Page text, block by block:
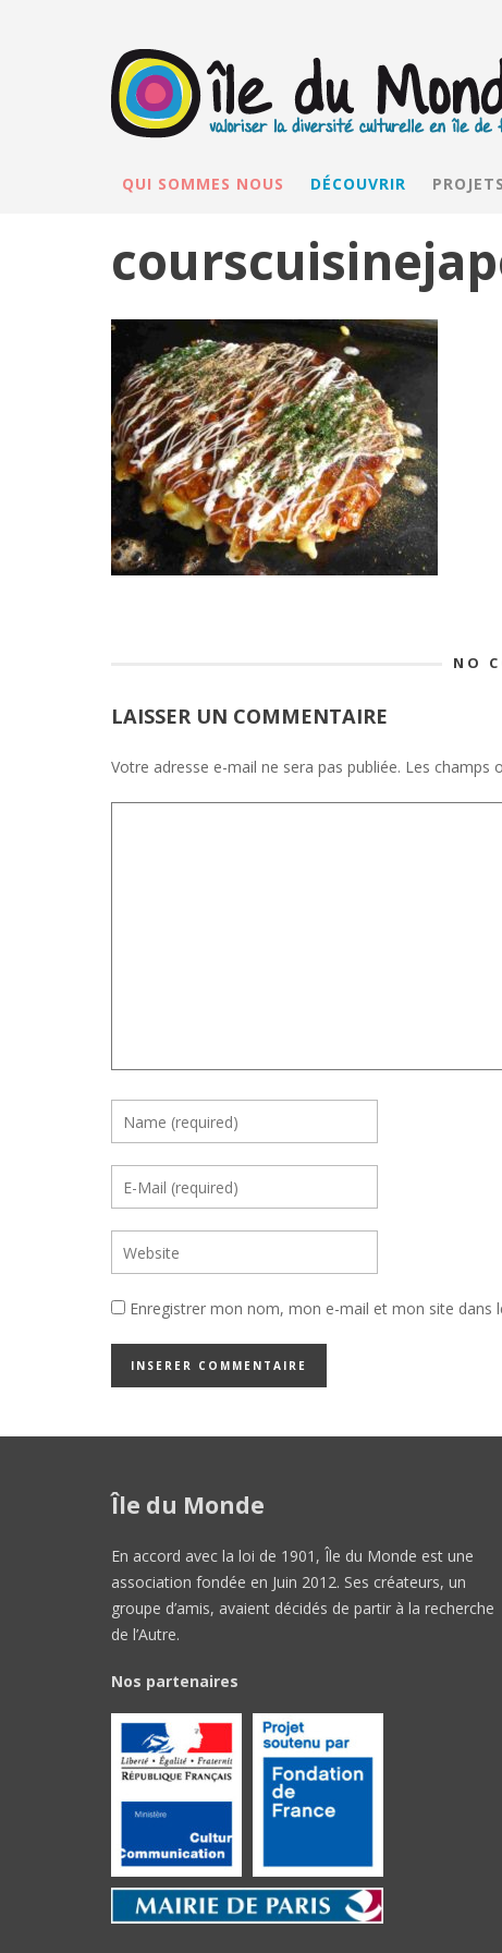
QUI SOMMES NOUS DÉCOUVRIR PROJETS
NO
LAISSER UN COMMENTAIRE
Votre adresse e-mail ne sera pas publiée. Les champs
Enregistrer mon nom, mon e-mail et mon site
Île du Monde
En accord avec la loi de 1901, Île du Monde est une
association fondée en Juin 2012. Ses créateurs, un
groupe d’amis, avaient décidés de partir à la recherche
de l’Autre.
Nos partenaires